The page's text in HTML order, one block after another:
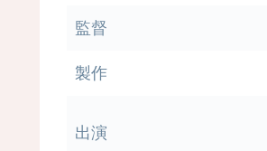
監督
製作
出演